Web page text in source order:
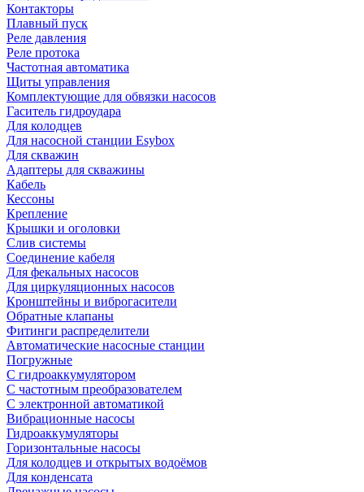
Контакторы
Плавный пуск
Реле давления
Реле протока
Частотная автоматика
Щиты управления
Комплектующие для обвязки насосов
Гаситель гидроудара
Для колодцев
Для насосной станции Esybox
Для скважин
Адаптеры для скважины
Кабель
Кессоны
Крепление
Крышки и оголовки
Слив системы
Соединение кабеля
Для фекальных насосов
Для циркуляционных насосов
Кронштейны и виброгасители
Обратные клапаны
Фитинги распределители
Автоматические насосные станции
Погружные
С гидроаккумулятором
С частотным преобразователем
С электронной автоматикой
Вибрационные насосы
Гидроаккумуляторы
Горизонтальные насосы
Для колодцев и открытых водоёмов
Для конденсата